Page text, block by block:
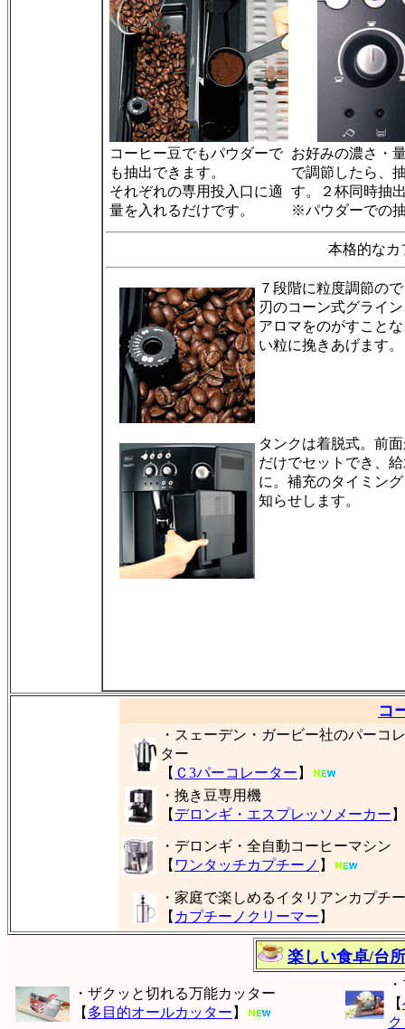
コーヒー豆でもパウダーで
も抽出できます。
それぞれの専用投入口に適
量を入れるだけです。
お好みの濃さ・
で調節したら、
す。２杯同時抽
※パウダーでの
本格的なカ
７段階に粒度調節の
刃のコーン式グライ
アロマをのがすこと
い粒に挽きあげます。
タンクは着脱式。前
だけでセットでき、
に。補充のタイミン
知らせします。
コ
・スェーデン・ガービー社のパーコ
ター
【 Ｃ3パーコレーター 】
・挽き豆専用機
【 デロンギ・エスプレッソメーカー 】
・デロンギ・全自動コーヒーマシン
【 ワンタッチカプチーノ 】
・家庭で楽しめるイタリアンカプチ
【 カプチーノクリーマー 】
楽しい食卓/台所
・ザクッと切れる万能カッター
【 多目的オールカッター 】
【